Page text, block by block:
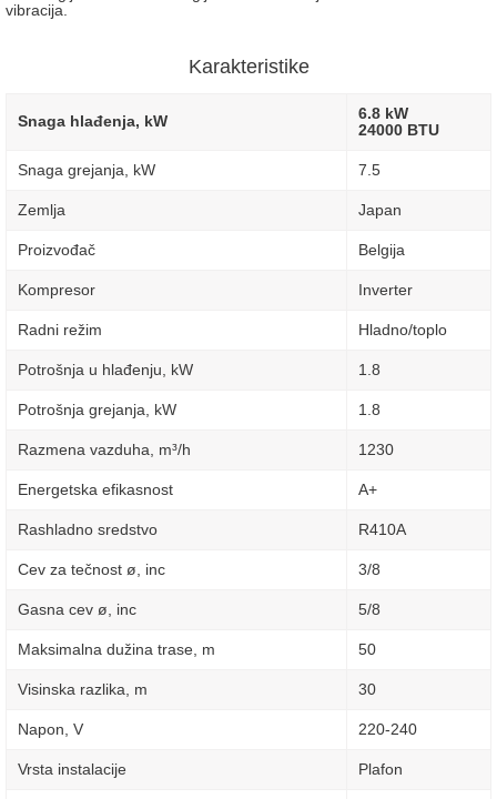
vibracija.
Karakteristike
Snaga hlađenja, kW
6.8 kW
24000 BTU
Snaga grejanja, kW 7.5
Zemlja Japan
Proizvođač Belgija
Kompresor Inverter
Radni režim Hladno/toplo
Potrošnja u hlađenju, kW 1.8
Potrošnja grejanja, kW 1.8
Razmena vazduha, m³/h 1230
Energetska efikasnost A+
Rashladno sredstvo R410A
Cev za tečnost ø, inc 3/8
Gasna cev ø, inc 5/8
Maksimalna dužina trase, m 50
Visinska razlika, m 30
Napon, V 220-240
Vrsta instalacije Plafon